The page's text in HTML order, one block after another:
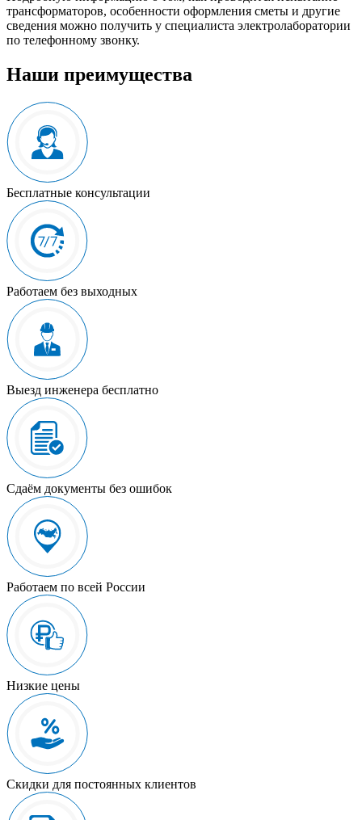
трансформаторов, особенности оформления сметы и другие
сведения можно получить у специалиста электролаборатории
по телефонному звонку.
Наши преимущества
Бесплатные консультации
Работаем без выходных
Выезд инженера бесплатно
Сдаём документы без ошибок
Работаем по всей России
Низкие цены
Скидки для постоянных клиентов